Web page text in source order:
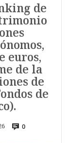
de
euros,
de la
de
de
0